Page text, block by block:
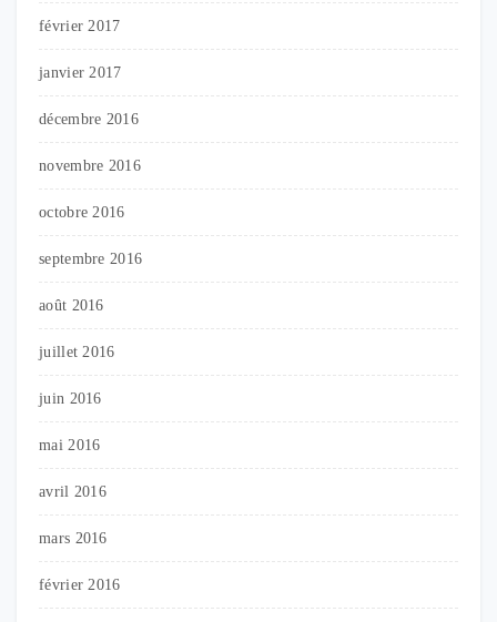
février 2017
janvier 2017
décembre 2016
novembre 2016
octobre 2016
septembre 2016
août 2016
juillet 2016
juin 2016
mai 2016
avril 2016
mars 2016
février 2016